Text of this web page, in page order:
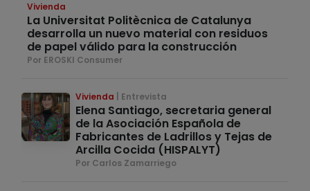
Vivienda
La Universitat Politècnica de Catalunya
desarrolla un nuevo material con residuos
de papel válido para la construcción
Por EROSKI Consumer
Vivienda Entrevista
Elena Santiago, secretaria general
de la Asociación Española de
Fabricantes de Ladrillos y Tejas de
Arcilla Cocida (HISPALYT)
Por Carlos Zamarriego